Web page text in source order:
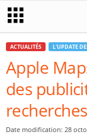
ACTUALITÉS L'UPDATE
Apple
des
recherches
Date modification: 28